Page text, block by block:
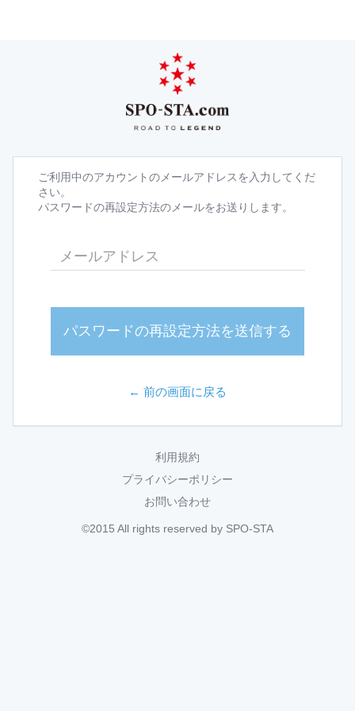
ご利用中のアカウントのメールアドレスを入力してくだ
さい。
パスワードの再設定方法のメールをお送りします。
パスワードの再設定方法を送信する
← 前の画面に戻る
利用規約
プライバシーポリシー
お問い合わせ
©2015 All rights reserved by SPO-STA